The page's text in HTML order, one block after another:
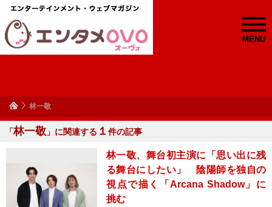
MENU
林一敬
「林一敬 」に関連する １ 件の記事
林一敬、舞台初主演に「思い出に残
る舞台にしたい」 陰陽師を独自の
視点で描く「Arcana Shadow」に
挑む